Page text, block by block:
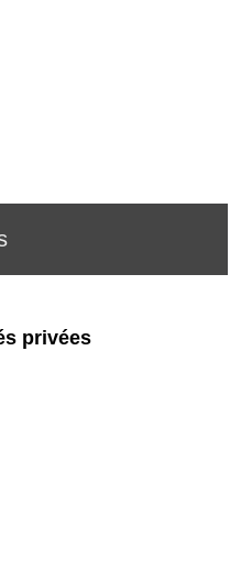
privées